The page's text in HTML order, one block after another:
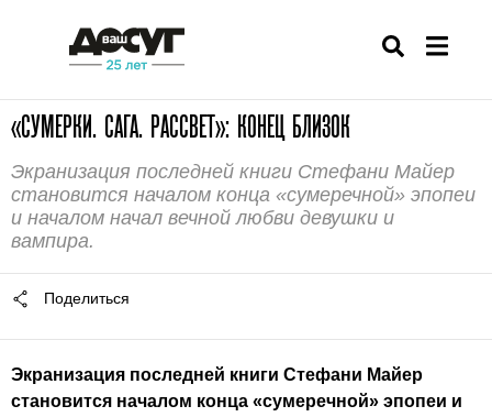
«СУМЕРКИ. САГА. РАССВЕТ»: КОНЕЦ БЛИЗОК
Экранизация последней книги Стефани Майер
становится началом конца «сумеречной» эпопеи
и началом начал вечной любви девушки и
вампира.
Поделиться
Экранизация последней книги Стефани Майер
становится началом конца «сумеречной» эпопеи и